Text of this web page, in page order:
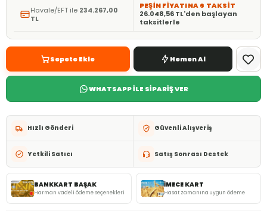
Havale/EFT ile 234.267,00
TL
PEŞİN FİYATINA 6 TAKSİT
26.048,56 TL'den başlayan
taksitlerle
Sepete Ekle Hemen Al
WHATSAPP İLE SİPARİŞ VER
Hızlı Gönderi Güvenli Alışveriş
Yetkili Satıcı Satış Sonrası Destek
BANKKART BAŞAK
Harman vadeli ödeme seçenekleri
İMECE KART
Hasat zamanına uygun ödeme